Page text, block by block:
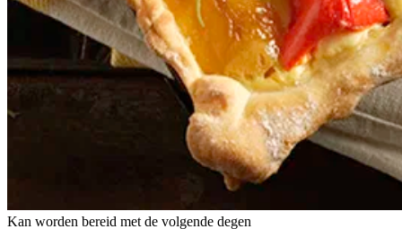
Kan worden bereid met de volgende degen